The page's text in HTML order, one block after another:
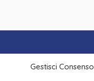
Gestisci Consenso